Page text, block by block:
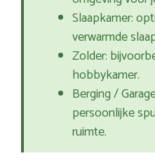
Slaapkamer:
verwarmde
Zolder:
hobbykamer.
Berging /
persoonlijke
ruimte.